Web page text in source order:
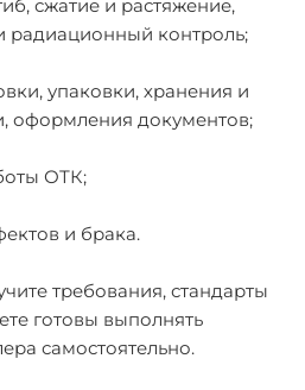
сжатие и растяжение,
радиационный контроль;
упаковки, хранения и
оформления документов;
ОТК;
и брака.
требования, стандарты
готовы выполнять
самостоятельно.